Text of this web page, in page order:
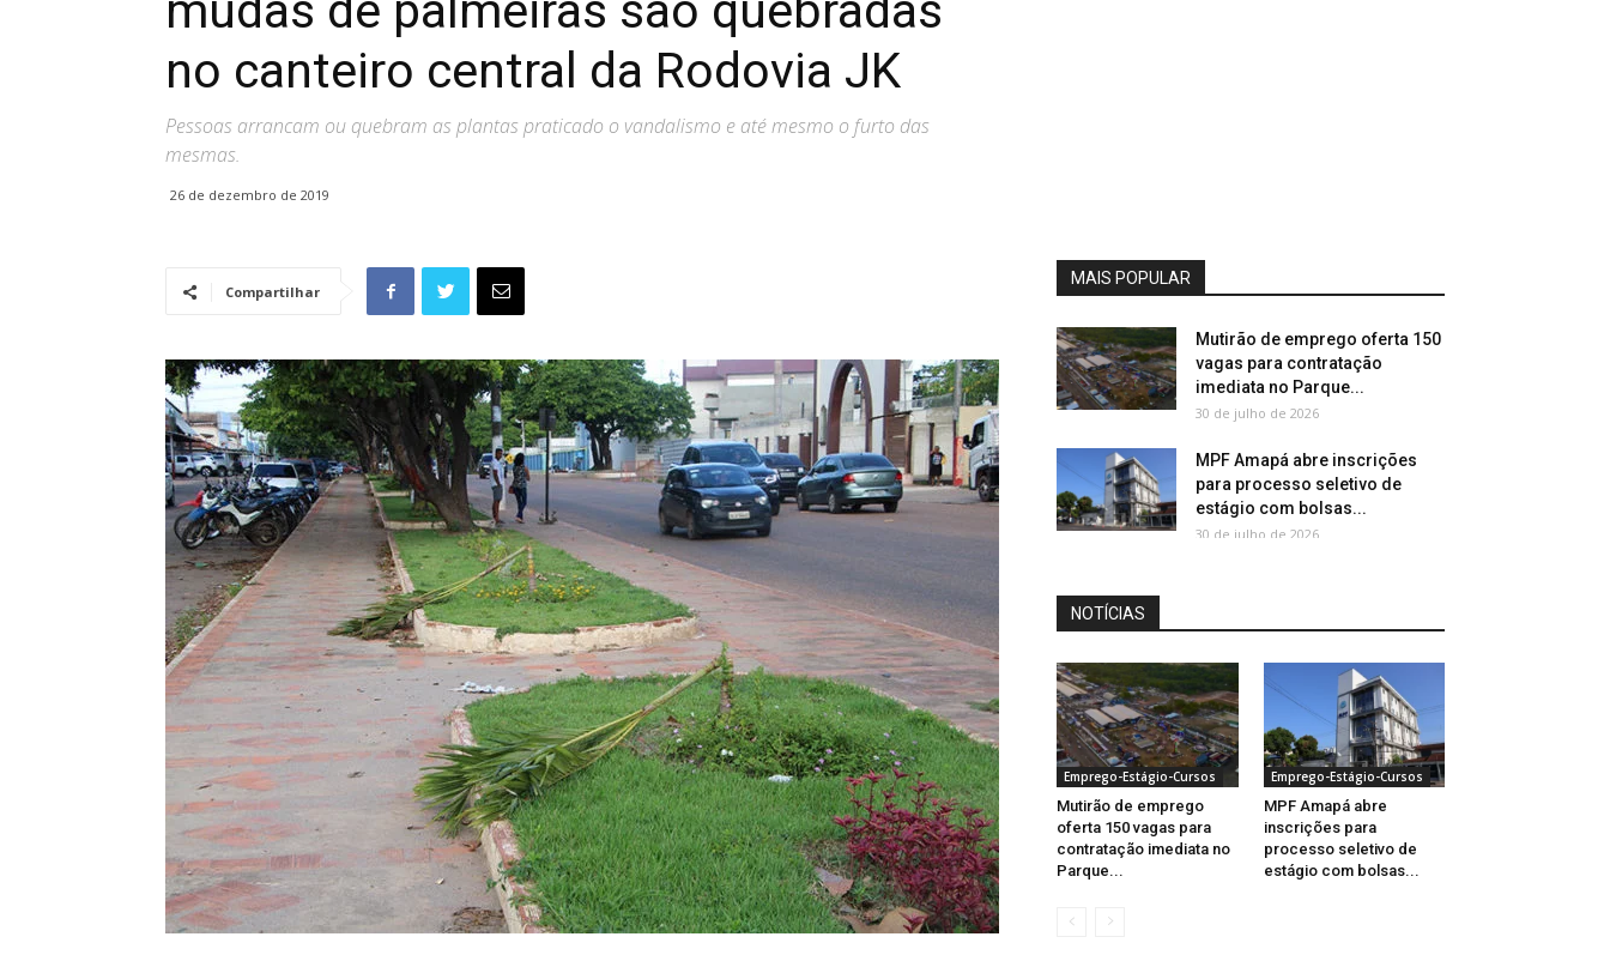
no canteiro central da Rodovia JK
Pessoas arrancam ou quebram as plantas praticado o vandalismo e até mesmo o furto das
mesmas.
26 de dezembro de 2019
Compartilhar
MAIS POPULAR
Mutirão de emprego oferta 150
vagas para contratação
imediata no Parque...
30 de julho de 2026
MPF Amapá abre inscrições
para processo seletivo de
estágio com bolsas...
30 de julho de 2026
NOTÍCIAS
Emprego-Estágio-Cursos
Mutirão de emprego
oferta 150 vagas para
contratação imediata no
Parque...
Emprego-Estágio-Cursos
MPF Amapá abre
inscrições para
processo seletivo de
estágio com bolsas...